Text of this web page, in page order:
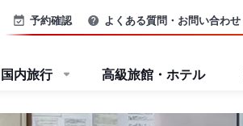
予約確認 よくある質問・お問い合わせ
国内旅行 高級旅館・ホテル